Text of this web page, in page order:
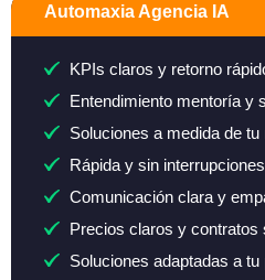
Automaxia Agencia IA
KPIs claros y retorno
Entendimiento mentoría y
Soluciones a medida de tu
Rápida y sin interrupciones
Comunicación clara y
Precios claros y contratos
Soluciones adaptadas a tu